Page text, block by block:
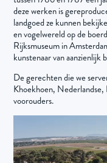
deze werken is
landgoed ze kunnen
en vogelwereld op de
Rijksmuseum in
kunstenaar van aanzienlijk
De gerechten die we
Khoekhoen,
voorouders.